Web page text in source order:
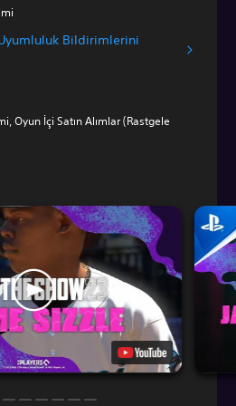
Bildirimlerini
Oyun İçi Satın Alımlar (Rastgele